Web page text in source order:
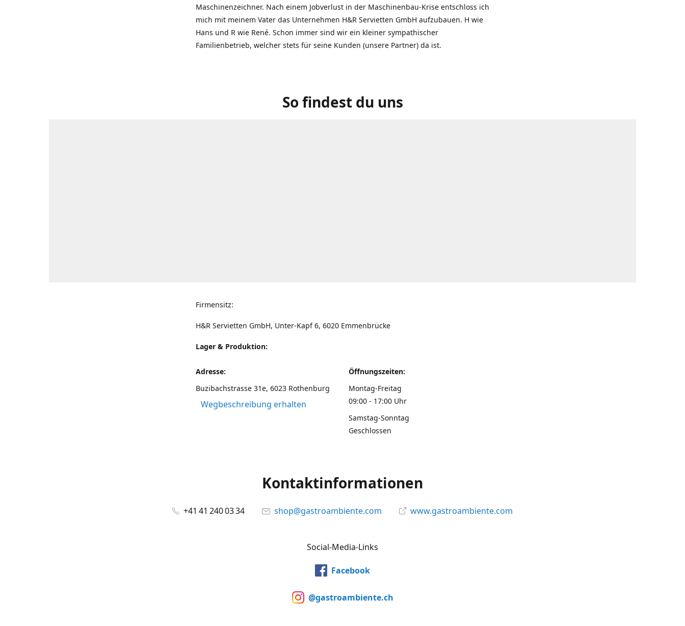
Maschinenzeichner. Nach einem Jobverlust in der Maschinenbau-Krise entschloss ich
mich mit meinem Vater das Unternehmen H&R Servietten GmbH aufzubauen. H wie
Hans und R wie René. Schon immer sind wir ein kleiner sympathischer
Familienbetrieb, welcher stets für seine Kunden (unsere Partner) da ist.
So findest du uns
Firmensitz:
H&R Servietten GmbH, Unter-Kapf 6, 6020 Emmenbrücke
Lager & Produktion:
Adresse:
Buzibachstrasse 31e, 6023 Rothenburg
Wegbeschreibung erhalten
Öffnungszeiten:
Montag-Freitag
09:00 - 17:00 Uhr
Samstag-Sonntag
Geschlossen
Kontaktinformationen
+41 41 240 03 34 shop@gastroambiente.com www.gastroambiente.com
Social-Media-Links
Facebook
@gastroambiente.ch